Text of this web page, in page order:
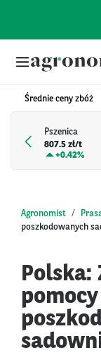
Średnie ceny zbóż
Pszenica
807.5 zł/t
+0.42%
Agronomist
poszkodowanych
Polska: